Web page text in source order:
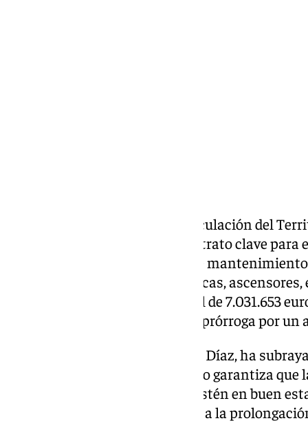
La Consejería de Fomento, Articulación del
concurso público un nuevo contrato clave
Granada. Se trata del servicio de
de instalaciones electromecánicas,
elementos, por un importe total de 7.031.653
cuatro años, con posibilidad de prórroga por un
La consejera de Fomento, Rocío Díaz, ha
de esta licitación, ya que “no sólo garantiza
servicio del metro de Granada estén en buen
al futuro trazado”, en referencia a la